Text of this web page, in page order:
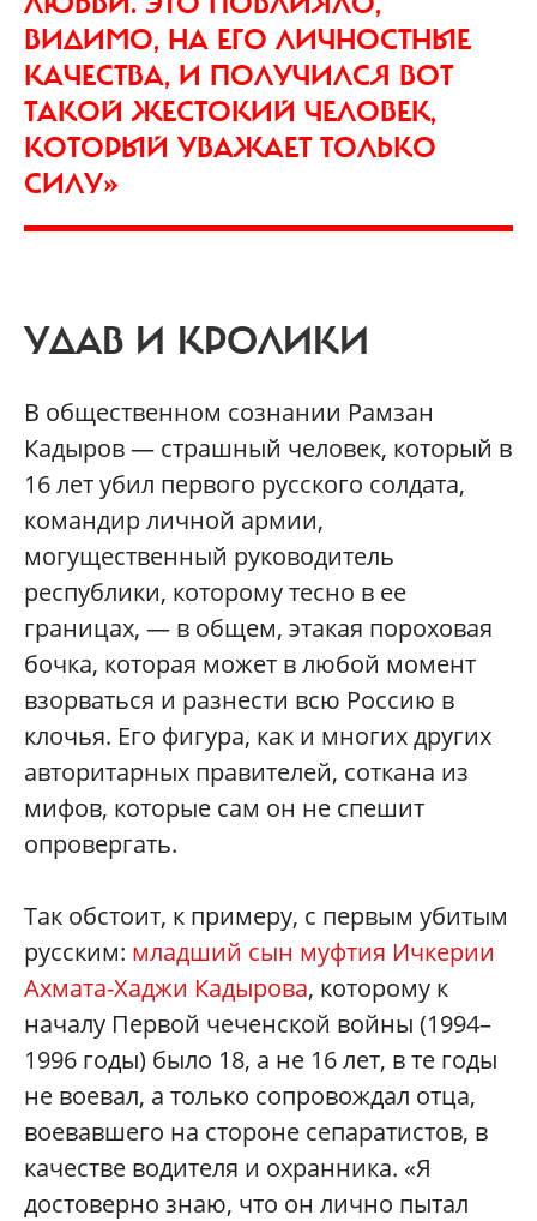
ВИДИМО, НА ЕГО ЛИЧНОСТНЫЕ
КАЧЕСТВА, И ПОЛУЧИЛСЯ ВОТ
ТАКОЙ ЖЕСТОКИЙ ЧЕЛОВЕК,
КОТОРЫЙ УВАЖАЕТ ТОЛЬКО
СИЛУ»
УДАВ И КРОЛИКИ
В общественном сознании Рамзан
Кадыров — страшный человек, который в
16 лет убил первого русского солдата,
командир личной армии,
могущественный руководитель
республики, которому тесно в ее
границах, — в общем, этакая пороховая
бочка, которая может в любой момент
взорваться и разнести всю Россию в
клочья. Его фигура, как и многих других
авторитарных правителей, соткана из
мифов, которые сам он не спешит
опровергать.
Так обстоит, к примеру, с первым убитым
русским: младший сын муфтия Ичкерии
Ахмата-Хаджи Кадырова, которому к
началу Первой чеченской войны (1994–
1996 годы) было 18, а не 16 лет, в те годы
не воевал, а только сопровождал отца,
воевавшего на стороне сепаратистов, в
качестве водителя и охранника. «Я
достоверно знаю, что он лично пытал